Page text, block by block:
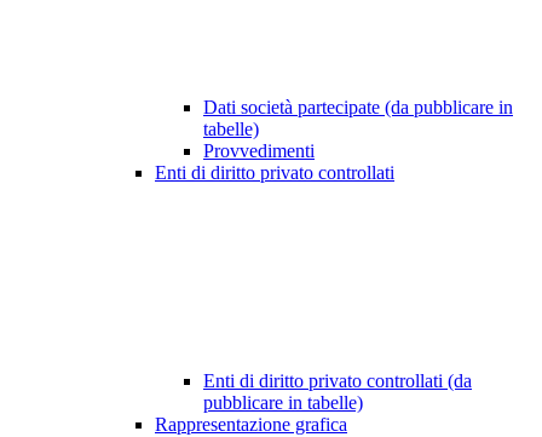
Dati società partecipate (da pubblicare in
tabelle)
Provvedimenti
Enti di diritto privato controllati
Enti di diritto privato controllati (da
pubblicare in tabelle)
Rappresentazione grafica